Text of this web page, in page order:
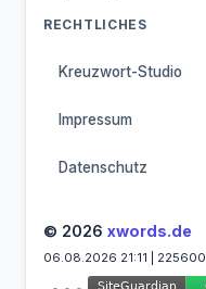
RECHTLICHES
Kreuzwort-Studio
Impressum
Datenschutz
© 2026 xwords.de
06.08.2026 21:11 | 225600